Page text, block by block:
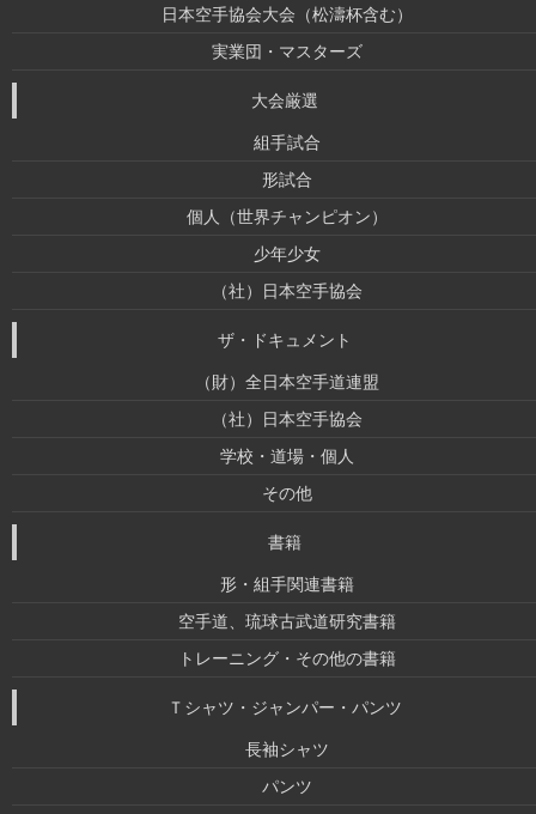
日本空手協会大会（松濤杯含む）
実業団・マスターズ
大会厳選
組手試合
形試合
個人（世界チャンピオン）
少年少女
（社）日本空手協会
ザ・ドキュメント
（財）全日本空手道連盟
（社）日本空手協会
学校・道場・個人
その他
書籍
形・組手関連書籍
空手道、琉球古武道研究書籍
トレーニング・その他の書籍
Ｔシャツ・ジャンパー・パンツ
長袖シャツ
パンツ